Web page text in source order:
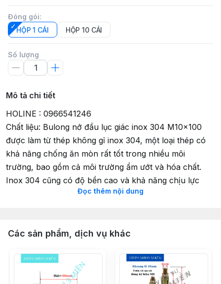
Đóng gói:
HỘP 1 CÁI
HỘP 10 CÁI
Số lượng
Mô tả chi tiết
HOLINE : 0966541246
Chất liệu: Bulong nở đầu lục giác inox 304 M10x100
được làm từ thép không gỉ inox 304, một loại thép có
khả năng chống ăn mòn rất tốt trong nhiều môi
trường, bao gồm cả môi trường ẩm ướt và hóa chất.
Inox 304 cũng có độ bền cao và khả năng chịu lực
tốt, giúp bulong có thể hoạt động ổn định và bền bỉ
Cố định và liên kết: Bulong nở đầu lục giác inox 304
các kết cấu thép, bê tông, và gạch đá. Nó thường
được dùng trong các công trình xây dựng, lắp đặt thiết
Đọc thêm nội dung
Các sản phẩm, dịch vụ khác